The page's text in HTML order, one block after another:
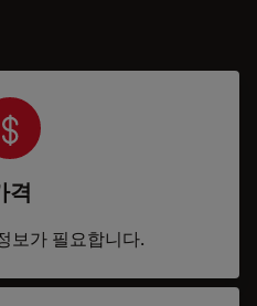
격
보가 필요합니다.